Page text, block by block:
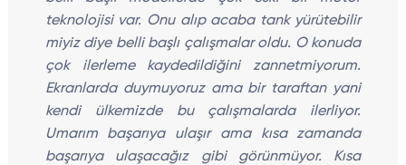
teknolojisi var. Onu alıp acaba tank yürütebilir
miyiz diye belli başlı çalışmalar oldu. O konuda
çok ilerleme kaydedildiğini zannetmiyorum.
Ekranlarda duymuyoruz ama bir taraftan yani
kendi ülkemizde bu çalışmalarda ilerliyor.
Umarım başarıya ulaşır ama kısa zamanda
başarıya ulaşacağız gibi görünmüyor. Kısa